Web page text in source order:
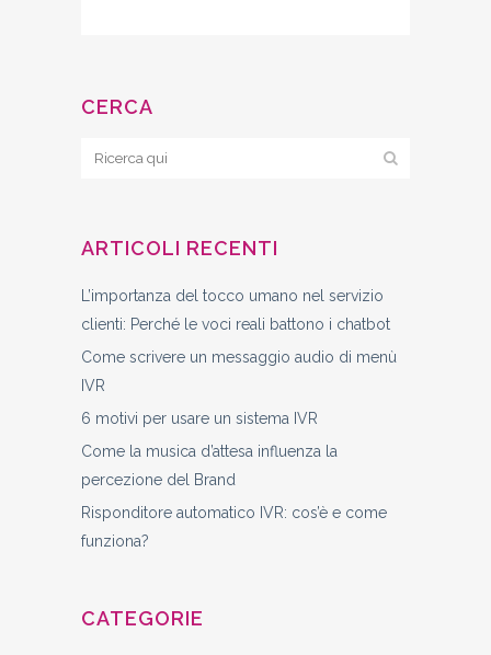
CERCA
ARTICOLI RECENTI
L’importanza del tocco umano nel servizio
clienti: Perché le voci reali battono i chatbot
Come scrivere un messaggio audio di menù
IVR
6 motivi per usare un sistema IVR
Come la musica d’attesa influenza la
percezione del Brand
Risponditore automatico IVR: cos’è e come
funziona?
CATEGORIE